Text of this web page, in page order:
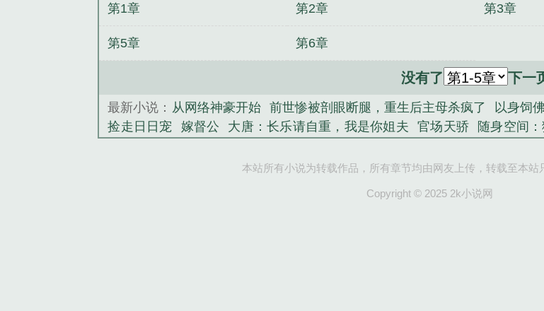
第1章 第2章 第3章
第5章 第6章
没有了 下一
最新小说： 从网络神豪开始 前世惨被剖眼断腿，重生后主母杀疯了 以身饲
捡走日日宠
嫁督公 大唐：长乐请自重，我是你姐夫 官场天骄 随身空间
我婚介博主：直播给全网发对象！ 贺小梨裴朔
本站所有小说为转载作品，所有章节均由网友上传，转载至本站
Copyright © 2025 2k小说网